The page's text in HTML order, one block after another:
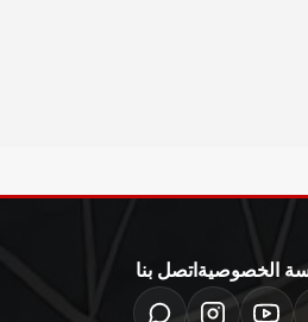
الخصوصية اتصل بنا